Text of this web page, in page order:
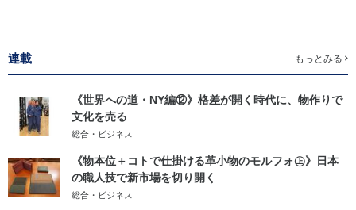
連載 もっとみる
《世界への道・NY編⑫》格差が開く時代に、物作りで
文化を売る
総合・ビジネス
《物本位＋コトで仕掛ける革小物のモルフォ㊤》日本
の職人技で新市場を切り開く
総合・ビジネス